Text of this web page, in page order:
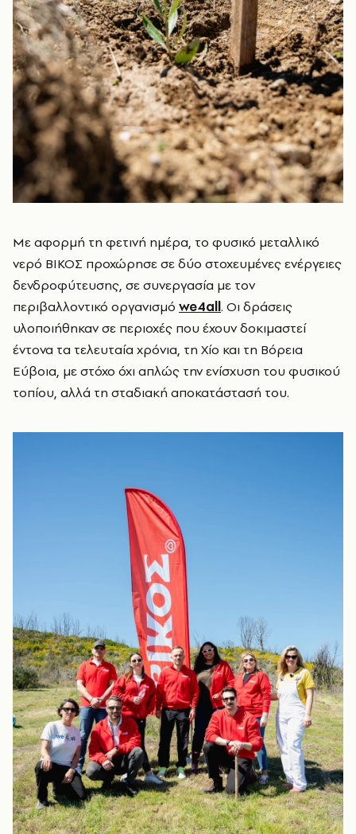
Με αφορμή τη φετινή ημέρα, το φυσικό μεταλλικό
νερό ΒΙΚΟΣ προχώρησε σε δύο στοχευμένες ενέργειες
δενδροφύτευσης, σε συνεργασία με τον
περιβαλλοντικό οργανισμό we4all. Οι δράσεις
υλοποιήθηκαν σε περιοχές που έχουν δοκιμαστεί
έντονα τα τελευταία χρόνια, τη Χίο και τη Βόρεια
Εύβοια, με στόχο όχι απλώς την ενίσχυση του φυσικού
τοπίου, αλλά τη σταδιακή αποκατάστασή του.